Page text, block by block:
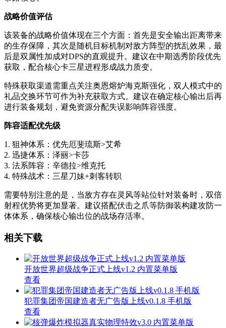
战略价值评估
该装备的战略价值体现在三个方面：首先是安全输出距离带来
的生存保障，其次是随机目标机制对敌方阵型的扰乱效果，最
后是双属性加成对DPS的直观提升。建议在中期选秀阶段优先
获取，配合核心卡三星进程形成战力质变。
特殊获取渠道需重点关注奥恩熔炉海克斯强化，双人模式中的
礼品交换环节可作为补充获取方式。建议在确定核心输出后再
进行装备规划，避免资源分配失误影响阵容强度。
阵容适配优先级
1. 狙神体系：优先厄斐琉斯>艾希
2. 迅捷体系：泽丽>卡莎
3. 法系阵容：辛德拉>维克托
4. 特殊战术：三星刀妹+刺客转职
需要特别注意的是，当敌方存在灵风等站位针对装备时，双倍
射程优势将更加显著。建议搭配伏击之爪等防御装构建攻防一
体体系，确保核心输出位的战场存活率。
相关下载
开放世界超级战争正式上线v1.2 内置菜单版
查看
犯罪集团帝国建造者无广告版上线v0.1.8 手机版
查看